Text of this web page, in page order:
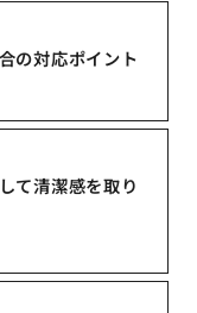
の対応ポイント
て清潔感を取り